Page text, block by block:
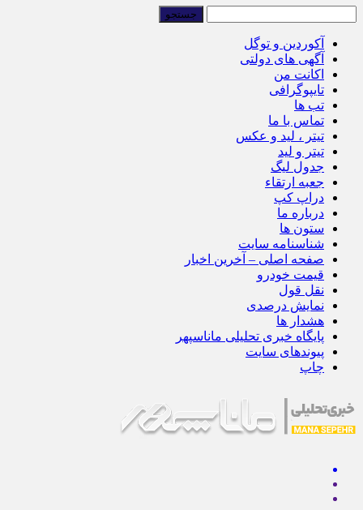
آکوردین و توگل
آگهی های دولتی
اکانت من
تایپوگرافی
تب ها
تماس با ما
تیتر ، لید و عکس
تیتر و لید
جدول لیگ
جعبه ارتقاء
دراپ کپ
درباره ما
ستون ها
شناسنامه سایت
صفحه اصلی – آخرین اخبار
قیمت خودرو
نقل قول
نمایش درصدی
هشدار ها
پایگاه خبری تحلیلی ماناسپهر
پیوندهای سایت
چاپ